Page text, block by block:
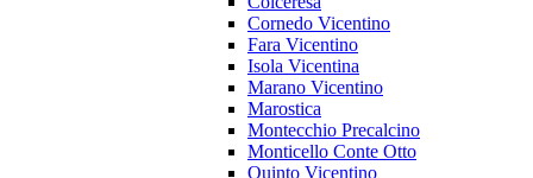
Cornedo Vicentino
Fara Vicentino
Isola Vicentina
Marano Vicentino
Marostica
Montecchio Precalcino
Monticello Conte Otto
Quinto Vicentino